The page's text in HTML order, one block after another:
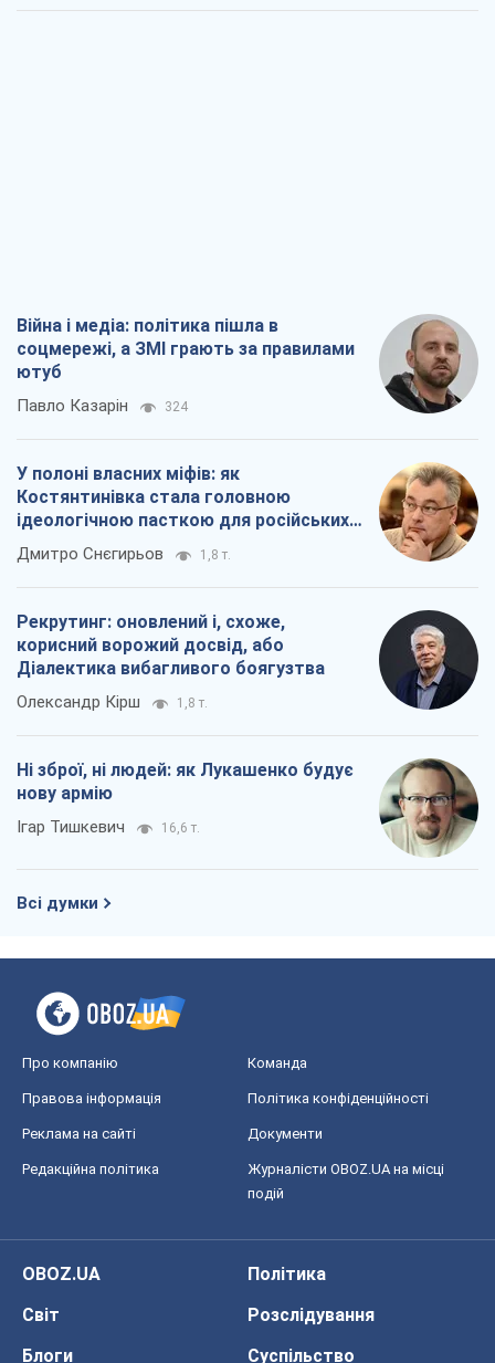
Війна і медіа: політика пішла в
соцмережі, а ЗМІ грають за правилами
ютуб
Павло Казарін 324
У полоні власних міфів: як
Костянтинівка стала головною
ідеологічною пасткою для російських
окупантів
Дмитро Снєгирьов 1,8 т.
Рекрутинг: оновлений і, схоже,
корисний ворожий досвід, або
Діалектика вибагливого боягузтва
Олександр Кірш 1,8 т.
Ні зброї, ні людей: як Лукашенко будує
нову армію
Ігар Тишкевич 16,6 т.
Всі думки
Про компанію Команда
Правова інформація Політика конфіденційності
Реклама на сайті Документи
Редакційна політика
Журналісти OBOZ.UA на місці
подій
OBOZ.UA
Політика
Світ
Розслідування
Блоги
Суспільство